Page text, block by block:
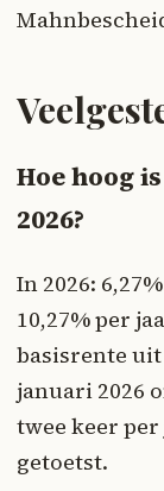
Hoe hoog
2026?
In 2026:
10,27% per
basisrente uit
januari 2026
twee keer
getoetst.